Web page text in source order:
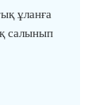
ұланға
салынып